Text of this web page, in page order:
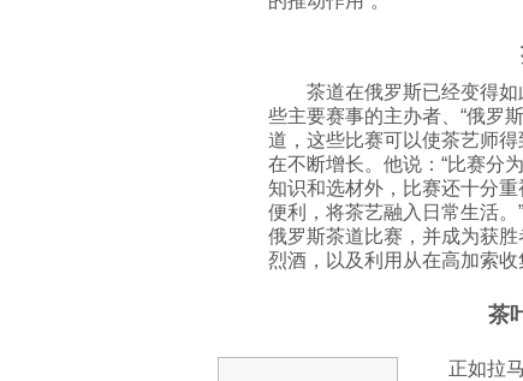
茶道在俄罗斯已经变得
些主要赛事的主办者、“俄罗
道，这些比赛可以使茶艺师
在不断增长。他说：“比赛分
知识和选材外，比赛还十分
便利，将茶艺融入日常生活
俄罗斯茶道比赛，并成为获
烈酒，以及利用从在高加索收
茶
正如拉